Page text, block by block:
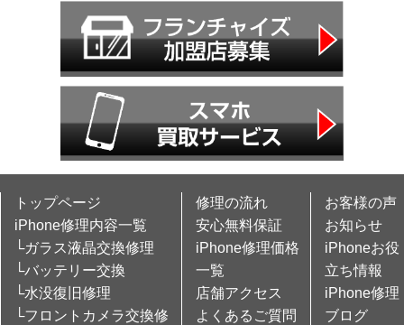
トップページ
iPhone修理内容一覧
└ガラス液晶交換修理
└バッテリー交換
└水没復旧修理
└フロントカメラ交換修
修理の流れ
安心無料保証
iPhone修理価格
一覧
店舗アクセス
よくあるご質問
お客様の声
お知らせ
iPhoneお役
立ち情報
iPhone修理
ブログ